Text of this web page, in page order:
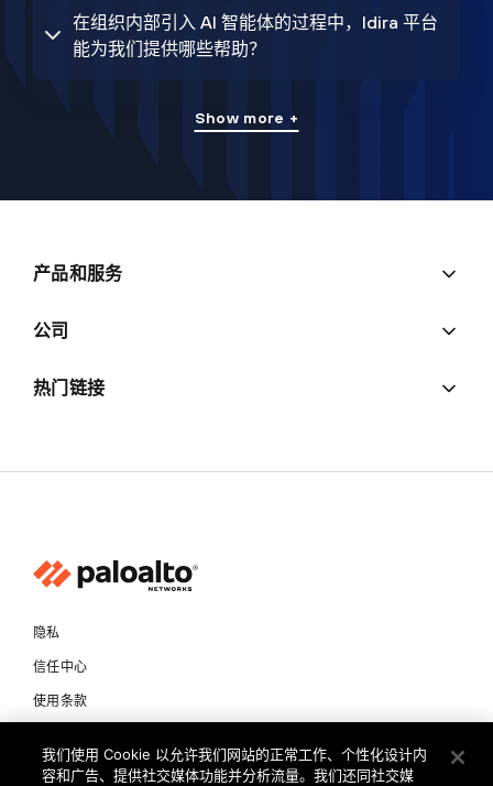
在组织内部引入 AI 智能体的过程中，Idira 平台
能为我们提供哪些帮助？
Show more +
产品和服务
公司
热门链接
隐私
信任中心
使用条款
我们使用 Cookie 以允许我们网站的正常工作、个性化设计内
容和广告、提供社交媒体功能并分析流量。我们还同社交媒